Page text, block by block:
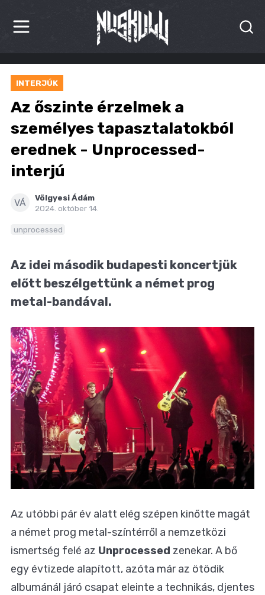
HÍREK
KRITIKÁK
BESZÁMOLÓK
INTERJÚK
PREMIEREK
KULT
MÁSVILÁG
INTERJÚK
Az őszinte érzelmek a
személyes tapasztalatokból
erednek - Unprocessed-
interjú
VÁ
Völgyesi Ádám
2024. október 14.
unprocessed
Az idei második budapesti koncertjük
előtt beszélgettünk a német prog
metal-bandával.
Az utóbbi pár év alatt elég szépen kinőtte magát
a német prog metal-színtérről a nemzetközi
ismertség felé az Unprocessed zenekar. A bő
egy évtizede alapított, azóta már az ötödik
albumánál járó csapat eleinte a technikás, djentes